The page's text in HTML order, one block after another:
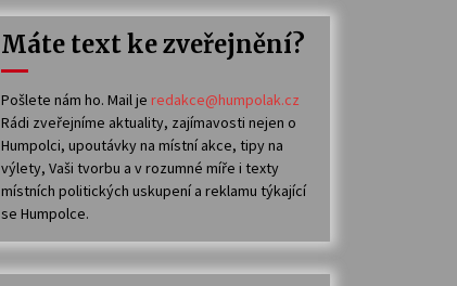
Máte text ke zveřejnění?
Pošlete nám ho. Mail je redakce@humpolak.cz
Rádi zveřejníme aktuality, zajímavosti nejen o
Humpolci, upoutávky na místní akce, tipy na
výlety, Vaši tvorbu a v rozumné míře i texty
místních politických uskupení a reklamu týkající
se Humpolce.